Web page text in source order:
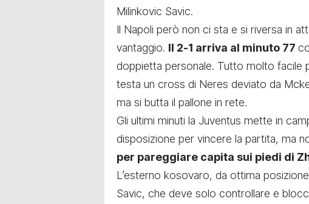
Milinkovic Savic.
Il Napoli però non ci sta e si riversa in
vantaggio. Il 2-1 arriva al minuto 77
doppietta personale. Tutto molto facile
testa un cross di Neres deviato da
ma si butta il pallone in rete.
Gli ultimi minuti la Juventus mette in
disposizione per vincere la partita, ma
per pareggiare capita sui piedi di
L’esterno kosovaro, da ottima
Savic, che deve solo controllare e